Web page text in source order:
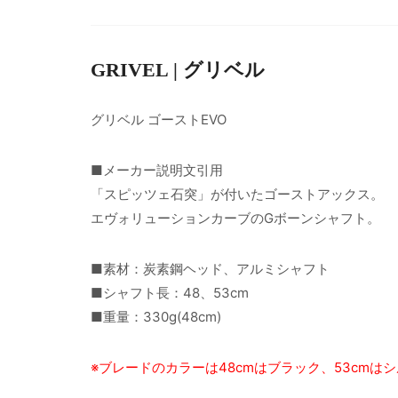
GRIVEL | グリベル
グリベル ゴーストEVO
■メーカー説明文引用
「スピッツェ石突」が付いたゴーストアックス。
エヴォリューションカーブのGボーンシャフト。
■素材：炭素鋼ヘッド、アルミシャフト
■シャフト長：48、53cm
■重量：330g(48cm)
※ブレードのカラーは48cmはブラック、53cmはシ